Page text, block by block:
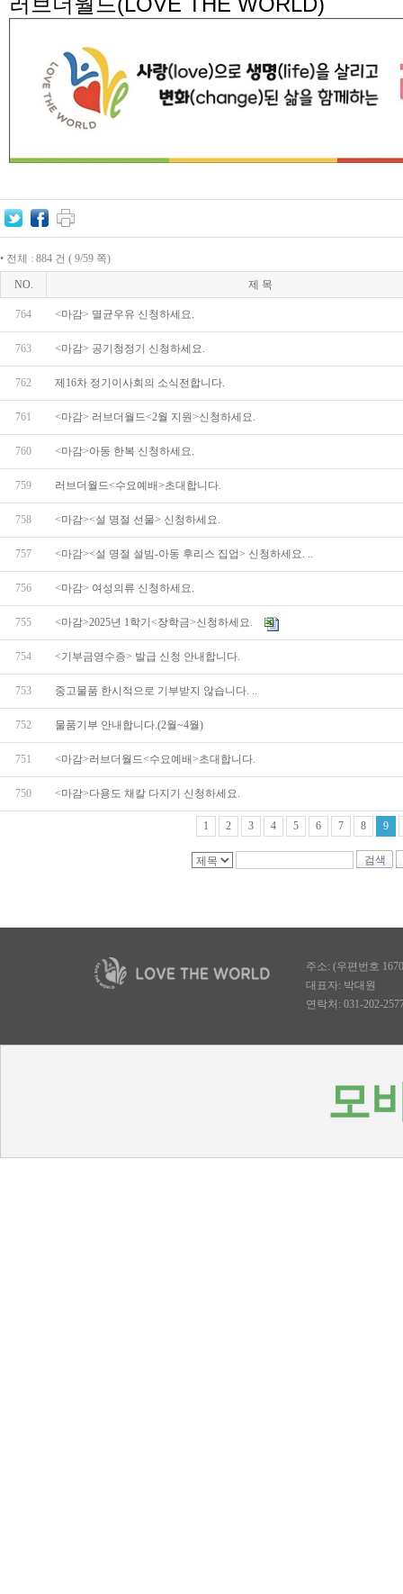
• 전체 : 884 건 ( 9/59 쪽)
NO. 제 목
764 <마감> 멸균우유 신청하세요.
763 <마감> 공기청정기 신청하세요.
762 제16차 정기이사회의 소식전합니다.
761 <마감> 러브더월드<2월 지원>신청하세요.
760 <마감>아동 한복 신청하세요.
759 러브더월드<수요예배>초대합니다.
758 <마감><설 명절 선물> 신청하세요.
757 <마감><설 명절 설빔-아동 후리스 집업> 신청하세요. ..
756 <마감> 여성의류 신청하세요.
755 <마감>2025년 1학기<장학금>신청하세요.
754 <기부금영수증> 발급 신청 안내합니다.
753 중고물품 한시적으로 기부받지 않습니다. ..
752 물품기부 안내합니다.(2월~4월)
751 <마감>러브더월드<수요예배>초대합니다.
750 <마감>다용도 채칼 다지기 신청하세요.
1 2 3 4 5 6 7 8 9
검색
주소: (우편번호
대표자: 박대원
연락처: 031-202-
모